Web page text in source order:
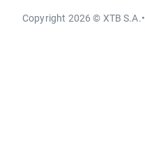
Copyright 2026 © XTB S.A.•